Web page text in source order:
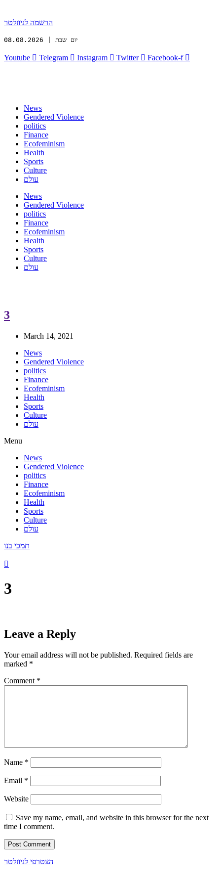
הרשמה לניוזלטר
יום שבת | 08.08.2026
Youtube Telegram Instagram Twitter Facebook-f
News
Gendered Violence
politics
Finance
Ecofeminism
Health
Sports
Culture
עולם
News
Gendered Violence
politics
Finance
Ecofeminism
Health
Sports
Culture
עולם
3
March 14, 2021
News
Gendered Violence
politics
Finance
Ecofeminism
Health
Sports
Culture
עולם
Menu
News
Gendered Violence
politics
Finance
Ecofeminism
Health
Sports
Culture
עולם
תמכי בנו
3
Leave a Reply
Your email address will not be published. Required fields are
marked *
Comment *
Name *
Email *
Website
Save my name, email, and website in this browser for the next
time I comment.
הצטרפי לניוזלטר